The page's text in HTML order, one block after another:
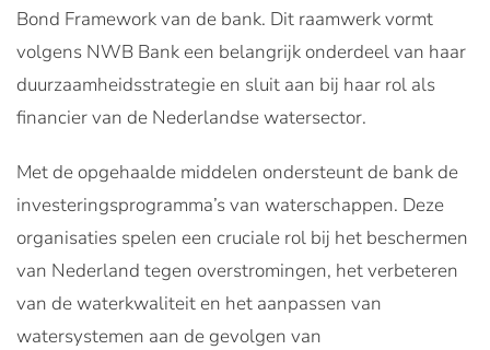
Bond Framework van de bank. Dit raamwerk vormt
volgens NWB Bank een belangrijk onderdeel van haar
duurzaamheidsstrategie en sluit aan bij haar rol als
financier van de Nederlandse watersector.
Met de opgehaalde middelen ondersteunt de bank de
investeringsprogramma’s van waterschappen. Deze
organisaties spelen een cruciale rol bij het beschermen
van Nederland tegen overstromingen, het verbeteren
van de waterkwaliteit en het aanpassen van
watersystemen aan de gevolgen van